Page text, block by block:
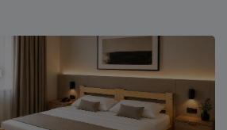
jádro pro komfortní spánek dítěte ✅
postýlek ✅ Výjimečně výhodná cena
této mimořádné nabídky a pořiďte
která patří k nejvýhodnějším na
do vyprodání zásob. Nakupujte chytře a